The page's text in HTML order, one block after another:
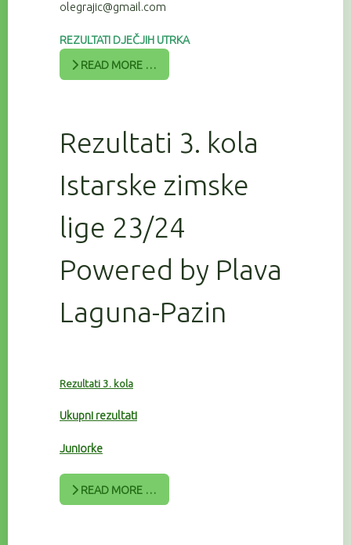
olegrajic@gmail.com
REZULTATI DJEČJIH UTRKA
READ MORE …
Rezultati 3. kola
Istarske zimske
lige 23/24
Powered by Plava
Laguna-Pazin
Rezultati 3. kola
Ukupni rezultati
Juniorke
READ MORE …